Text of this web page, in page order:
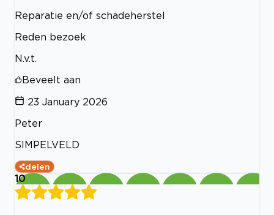
Reparatie en/of schadeherstel
Reden bezoek
N.v.t.
Beveelt aan
23 January 2026
Peter
SIMPELVELD
delen
10